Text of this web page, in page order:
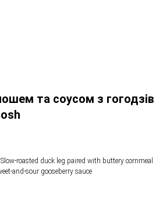
та соусом з гогодзів
roasted duck leg paired with buttery cornmeal
and-sour gooseberry sauce